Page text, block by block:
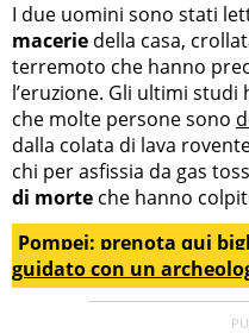
I due uomini sono stati
macerie della casa,
terremoto che hanno
l’eruzione. Gli ultimi
che molte persone sono
dalla colata di lava
chi per asfissia da gas
di morte che hanno
Pompei: prenota qui
guidato con un